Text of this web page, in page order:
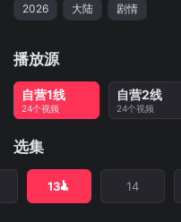
2026 大陆 剧情
播放源
自营1线
24个视频
自营2线
24个视频
选集
13 14